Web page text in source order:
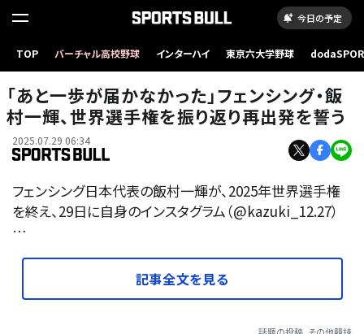
今日の予定
TOP バーチャル高校野球 インターハイ 東京六大学野球
「あと一歩が届かなかった」フェンシング・飯
村一輝、世界選手権を振り返り再出発を誓う
2025.07.29 06:34
フェンシング日本代表の飯村一輝が、2025年世界選手権
を終え、29日に自身のインスタグラム（@kazuki_12.27）
…
記事全文を見る
話題の投稿 その他競技